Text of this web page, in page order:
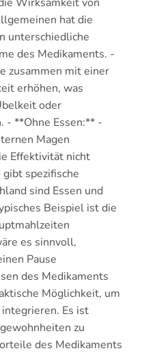
hat die
unterschiedliche
des Medikaments. -
zusammen mit einer
erhöhen, was
oder
- **Ohne Essen:** -
Magen
Effektivität nicht
spezifische
sind Essen und
Beispiel ist die
es sinnvoll,
Pause
des Medikaments
Möglichkeit, um
Es ist
zu
des Medikaments